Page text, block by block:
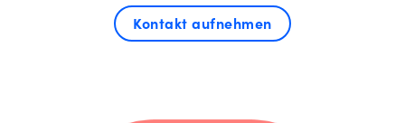
Kontakt aufnehmen